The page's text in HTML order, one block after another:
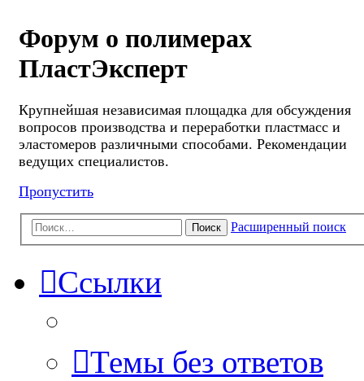
Форум о полимерах
ПластЭксперт
Крупнейшая независимая площадка для обсуждения
вопросов производства и переработки пластмасс и
эластомеров различными способами. Рекомендации
ведущих специалистов.
Пропустить
Поиск Расширенный поиск
Ссылки
Темы без ответов